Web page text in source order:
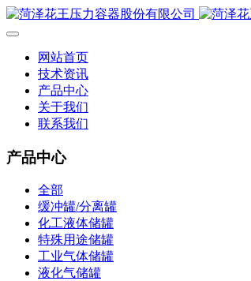
网站首页
技术资讯
产品中心
关于我们
联系我们
产品中心
全部
缓冲罐/分离罐
化工液体储罐
特殊用途储罐
工业气体储罐
液化气储罐